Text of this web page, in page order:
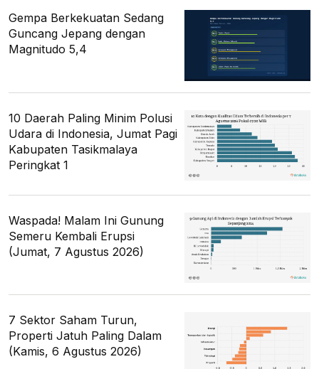
Gempa Berkekuatan Sedang
Guncang Jepang dengan
Magnitudo 5,4
10 Daerah Paling Minim Polusi
Udara di Indonesia, Jumat Pagi
Kabupaten Tasikmalaya
Peringkat 1
Waspada! Malam Ini Gunung
Semeru Kembali Erupsi
(Jumat, 7 Agustus 2026)
7 Sektor Saham Turun,
Properti Jatuh Paling Dalam
(Kamis, 6 Agustus 2026)